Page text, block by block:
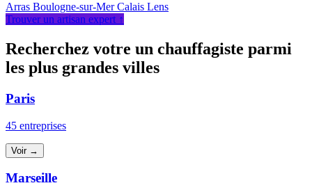
Arras Boulogne-sur-MerCalais Lens
Trouver un artisan expert ↑
Recherchez votre un chauffagiste parmi
les plus grandes villes
Paris
45 entreprises
Voir →
Marseille